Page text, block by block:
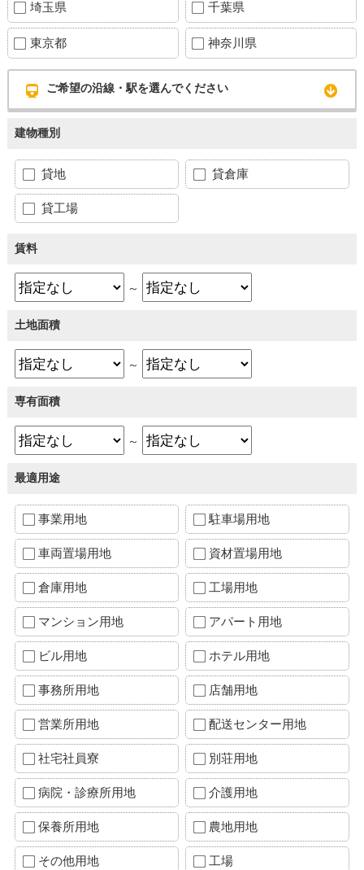
埼玉県 千葉県
東京都 神奈川県
ご希望の沿線・駅を選んでください
建物種別
貸地 貸倉庫
貸工場
賃料
～
土地面積
～
専有面積
～
最適用途
事業用地 駐車場用地
車両置場用地 資材置場用地
倉庫用地 工場用地
マンション用地 アパート用地
ビル用地 ホテル用地
事務所用地 店舗用地
営業所用地 配送センター用地
社宅社員寮 別荘用地
病院・診療所用地 介護用地
保養所用地 農地用地
その他用地 工場